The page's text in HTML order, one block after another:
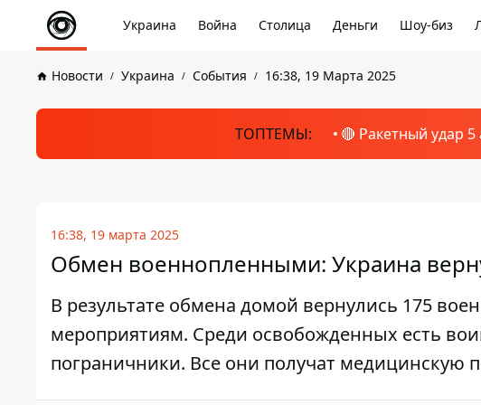
Украина Война Столица Деньги Шоу-биз
Новости Украина События 16:38, 19 Марта 2025
ТОПТЕМЫ: 🔴 Ракетный удар 5
16:38, 19 марта 2025
Обмен военнопленными: Украина
В результате обмена домой вернулись 175
мероприятиям. Среди освобожденных есть
пограничники. Все они получат